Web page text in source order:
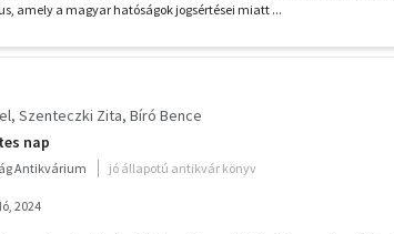
amely a magyar hatóságok jogsértései miatt ...
Szenteczki Zita Bíró Bence
nap
Antikvárium jó állapotú antikvár könyv
2024